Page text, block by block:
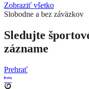
Zobraziť všetko
Slobodne a bez záväzkov
Sledujte
zázname
Prehrať